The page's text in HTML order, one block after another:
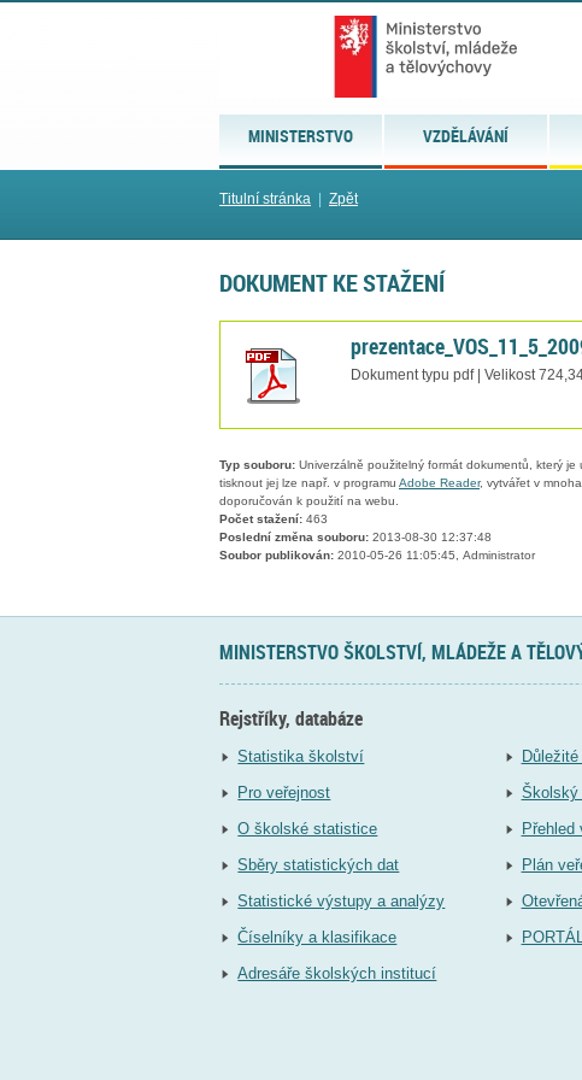
MINISTERSTVO VZDĚLÁVÁNÍ
Titulní stránka Zpět
DOKUMENT KE STAŽENÍ
Dokument typu pdf | Velikost
Typ souboru: Univerzálně použitelný formát dokumentů, který
tisknout jej lze např. v programu Adobe Reader, vytvářet v
doporučován k použití na webu.
Počet stažení: 463
Poslední změna souboru: 2013-08-30 12:37:48
Soubor publikován: 2010-05-26 11:05:45, Administrator
MINISTERSTVO ŠKOLSTVÍ, MLÁDEŽE A
Rejstříky, databáze
Statistika školství
Pro veřejnost
O školské statistice
Sběry statistických dat
Statistické výstupy a analýzy
Číselníky a klasifikace
Adresáře školských institucí
Školský
Přehled
Plán